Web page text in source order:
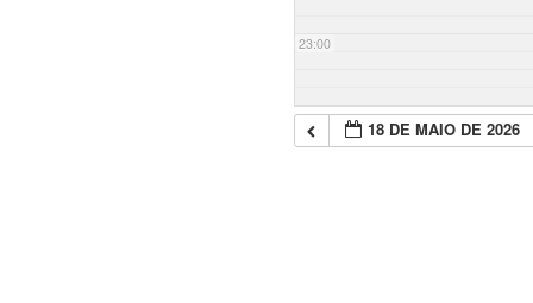
23:00
18 DE MAIO DE 2026